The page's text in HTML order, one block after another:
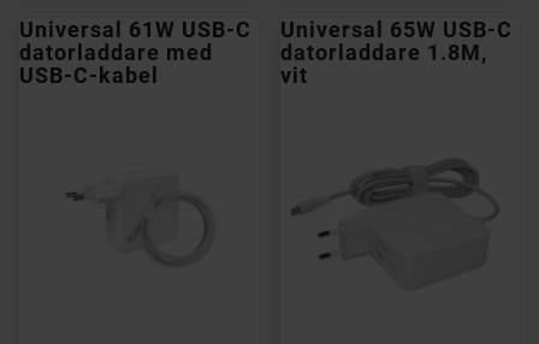
Universal 61W USB-C
datorladdare med
USB-C-kabel
Universal 65W USB-C
datorladdare 1.8M,
vit